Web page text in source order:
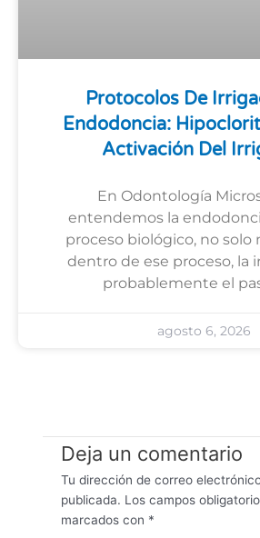
Protocolos De
Endodoncia:
Activación Del
En Odontología
entendemos la
proceso biológico, no solo
dentro de ese proceso, la
probablemente el
agosto 6, 2026
Deja un comentario
Tu dirección de correo
publicada. Los campos
marcados con *